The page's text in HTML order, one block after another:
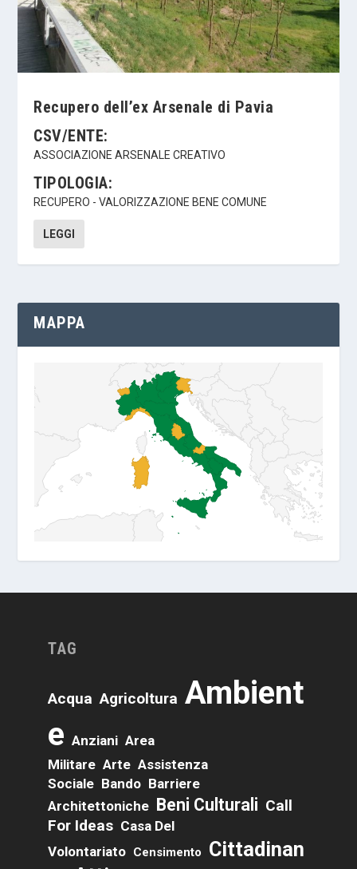
Recupero dell’ex Arsenale di Pavia
CSV/ENTE:
ASSOCIAZIONE ARSENALE CREATIVO
TIPOLOGIA:
RECUPERO - VALORIZZAZIONE BENE COMUNE
LEGGI
MAPPA
TAG
Acqua Agricoltura Ambient
E Anziani Area
Militare Arte Assistenza
Sociale Bando Barriere
Architettoniche Beni Culturali Call
For Ideas Casa Del
Volontariato Censimento
Cittadinan